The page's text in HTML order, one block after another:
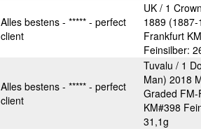
Alles bestens - ***** - perfect
client
UK / 1
1889
Frankfurt
Feinsilber:
Alles bestens - ***** - perfect
client
Tuvalu / 1
Man) 2018
Graded
KM#398
31,1g